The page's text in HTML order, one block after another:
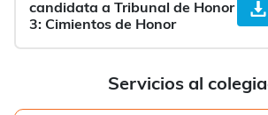
Servicios al
candidata a Tribunal de Honor
3: Cimientos de Honor